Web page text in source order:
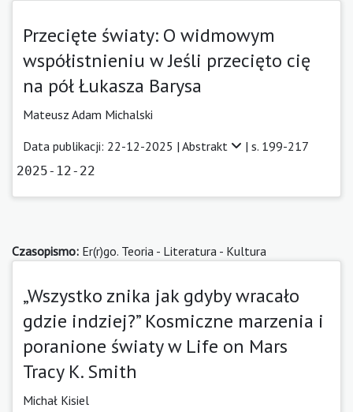
Przecięte światy: O widmowym
współistnieniu w Jeśli przecięto cię
na pół Łukasza Barysa
Mateusz Adam Michalski
Data publikacji: 22-12-2025 | Abstrakt | s. 199-217
2025-12-22
Czasopismo: Er(r)go. Teoria - Literatura - Kultura
„Wszystko znika jak gdyby wracało
gdzie indziej?” Kosmiczne marzenia i
poranione światy w Life on Mars
Tracy K. Smith
Michał Kisiel